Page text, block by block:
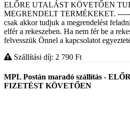
ELŐRE UTALÁST KÖVETŐEN
MEGRENDELT TERMÉKEKET.
csak akkor tudjuk a megrendelést
elfér a rekeszeben. Ha nem fér be a
felvesszük Önnel a kapcsolatot
Szállítási díj: 2 790 Ft
MPL Postán maradó szállítás -
FIZETÉST KÖVETŐEN